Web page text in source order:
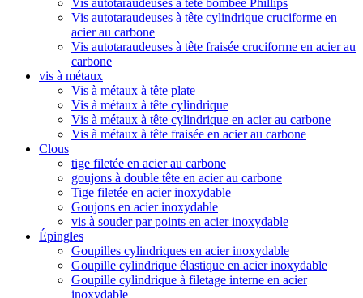
Vis autotaraudeuses à tête bombée Phillips
Vis autotaraudeuses à tête cylindrique cruciforme en
acier au carbone
Vis autotaraudeuses à tête fraisée cruciforme en acier au
carbone
vis à métaux
Vis à métaux à tête plate
Vis à métaux à tête cylindrique
Vis à métaux à tête cylindrique en acier au carbone
Vis à métaux à tête fraisée en acier au carbone
Clous
tige filetée en acier au carbone
goujons à double tête en acier au carbone
Tige filetée en acier inoxydable
Goujons en acier inoxydable
vis à souder par points en acier inoxydable
Épingles
Goupilles cylindriques en acier inoxydable
Goupille cylindrique élastique en acier inoxydable
Goupille cylindrique à filetage interne en acier
inoxydable